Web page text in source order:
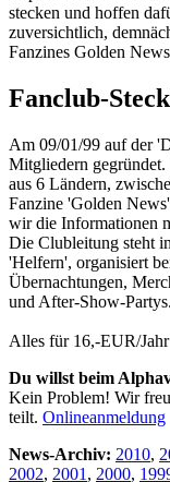
stecken und hoffen
zuversichtlich,
Fanzines Golden
Fanclub-
Am 09/01/99 auf der
Mitgliedern
aus 6 Ländern,
Fanzine 'Golden
wir die Informationen
Die Clubleitung steht
'Helfern', organisiert
Übernachtungen,
und After-Show-Partys.
Alles für 16,-EUR/Jahr
Du willst beim
Kein Problem! Wir
teilt. Onlineanmeldung
News-Archiv: 2010,
2002, 2001 , 2000,